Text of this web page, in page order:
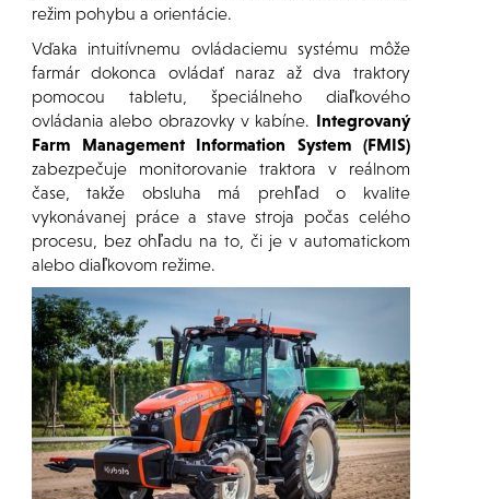
režim pohybu a orientácie.
Vďaka intuitívnemu ovládaciemu systému môže
farmár dokonca ovládať naraz až dva traktory
pomocou tabletu, špeciálneho diaľkového
ovládania alebo obrazovky v kabíne. Integrovaný
Farm Management Information System (FMIS)
zabezpečuje monitorovanie traktora v reálnom
čase, takže obsluha má prehľad o kvalite
vykonávanej práce a stave stroja počas celého
procesu, bez ohľadu na to, či je v automatickom
alebo diaľkovom režime.